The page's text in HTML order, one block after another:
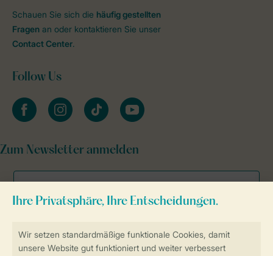
Schauen Sie sich die häufig gestellten
Fragen an oder kontaktieren Sie unser
Contact Center.
Follow Us
facebookinstagramtiktok youtube
Zum Newsletter anmelden